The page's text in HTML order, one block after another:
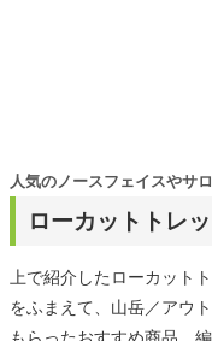
ローカットトレ
人気のノースフェイスやサ
上で紹介したローカット
をふまえて、山岳／アウ